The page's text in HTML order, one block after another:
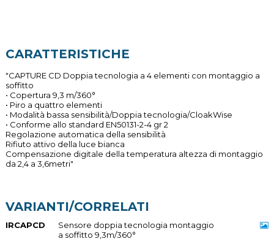
CARATTERISTICHE
"CAPTURE CD Doppia tecnologia a 4 elementi con montaggio a
soffitto
• Copertura 9,3 m/360°
• Piro a quattro elementi
• Modalità bassa sensibilità/Doppia tecnologia/CloakWise
• Conforme allo standard EN50131-2-4 gr 2
Regolazione automatica della sensibilità
Rifiuto attivo della luce bianca
Compensazione digitale della temperatura altezza di montaggio
da 2,4 a 3,6metri"
VARIANTI/CORRELATI
IRCAPCD
Sensore doppia tecnologia montaggio
a soffitto 9,3m/360°